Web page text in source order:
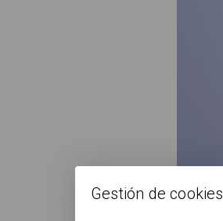
Gestión de cookies